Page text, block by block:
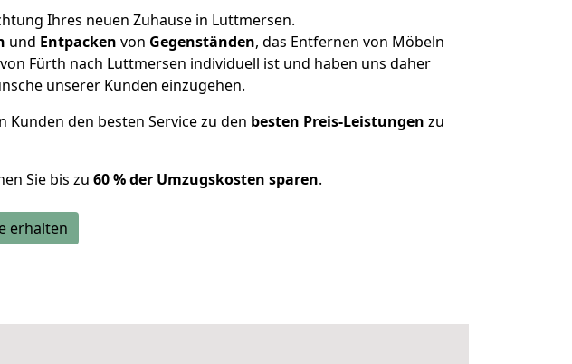
Ihres neuen Zuhause in Luttmersen.
und Entpacken von Gegenständen, das Entfernen von Möbeln
Fürth nach Luttmersen individuell ist und haben uns daher
unserer Kunden einzugehen.
den besten Service zu den besten Preis-Leistungen zu
Sie bis zu 60 % der Umzugskosten sparen.
erhalten